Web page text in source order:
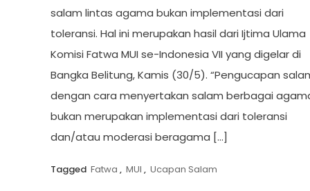
salam lintas agama bukan implementasi dari
toleransi. Hal ini merupakan hasil dari Ijtima Ulama
Komisi Fatwa MUI se-Indonesia VII yang digelar di
Bangka Belitung, Kamis (30/5). “Pengucapan
dengan cara menyertakan salam berbagai
bukan merupakan implementasi dari toleransi
dan/atau moderasi beragama […]
Tagged Fatwa , MUI , Ucapan Salam